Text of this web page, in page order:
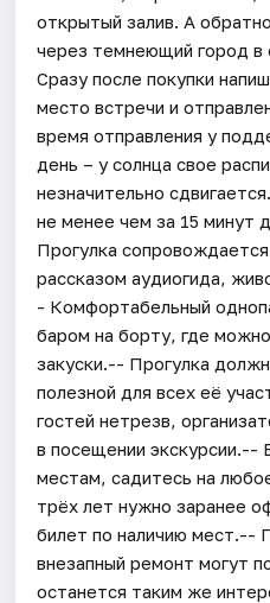
открытый залив. А
через темнеющий город в
Сразу после покупки
место встречи и
время отправления у
день – у солнца свое
незначительно
не менее чем за 15 минут
Прогулка
рассказом аудиогида,
- Комфортабельный
баром на борту, где
закуски.-- Прогулка
полезной для всех её
гостей нетрезв,
в посещении экскурсии.--
местам, садитесь на
трёх лет нужно заранее
билет по наличию мест.--
внезапный ремонт могут
останется таким же